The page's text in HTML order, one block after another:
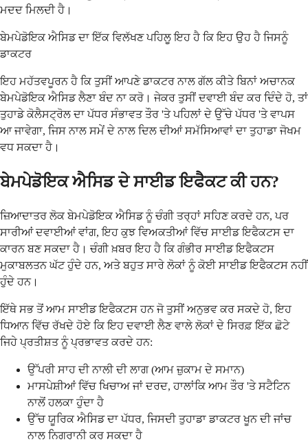
ਮਦਦ ਮਿਲਦੀ ਹੈ।
ਬੇਮਪੇਡੋਇਕ ਐਸਿਡ ਦਾ ਇੱਕ ਵਿਲੱਖਣ ਪਹਿਲੂ ਇਹ ਹੈ ਕਿ ਇਹ ਉਹ ਹੈ ਜਿਸਨੂੰ
ਡਾਕਟਰ
ਇਹ ਮਹੱਤਵਪੂਰਨ ਹੈ ਕਿ ਤੁਸੀਂ ਆਪਣੇ ਡਾਕਟਰ ਨਾਲ ਗੱਲ ਕੀਤੇ ਬਿਨਾਂ ਅਚਾਨਕ
ਬੇਮਪੇਡੋਇਕ ਐਸਿਡ ਲੈਣਾ ਬੰਦ ਨਾ ਕਰੋ। ਜੇਕਰ ਤੁਸੀਂ ਦਵਾਈ ਬੰਦ ਕਰ ਦਿੰਦੇ ਹੋ, ਤਾਂ
ਤੁਹਾਡੇ ਕੋਲੈਸਟ੍ਰੋਲ ਦਾ ਪੱਧਰ ਸੰਭਾਵਤ ਤੌਰ 'ਤੇ ਪਹਿਲਾਂ ਦੇ ਉੱਚੇ ਪੱਧਰ 'ਤੇ ਵਾਪਸ
ਆ ਜਾਵੇਗਾ, ਜਿਸ ਨਾਲ ਸਮੇਂ ਦੇ ਨਾਲ ਦਿਲ ਦੀਆਂ ਸਮੱਸਿਆਵਾਂ ਦਾ ਤੁਹਾਡਾ ਜੋਖਮ
ਵਧ ਸਕਦਾ ਹੈ।
ਬੇਮਪੇਡੋਇਕ ਐਸਿਡ ਦੇ ਸਾਈਡ ਇਫੈਕਟ ਕੀ ਹਨ?
ਜ਼ਿਆਦਾਤਰ ਲੋਕ ਬੇਮਪੇਡੋਇਕ ਐਸਿਡ ਨੂੰ ਚੰਗੀ ਤਰ੍ਹਾਂ ਸਹਿਣ ਕਰਦੇ ਹਨ, ਪਰ
ਸਾਰੀਆਂ ਦਵਾਈਆਂ ਵਾਂਗ, ਇਹ ਕੁਝ ਵਿਅਕਤੀਆਂ ਵਿੱਚ ਸਾਈਡ ਇਫੈਕਟਸ ਦਾ
ਕਾਰਨ ਬਣ ਸਕਦਾ ਹੈ। ਚੰਗੀ ਖ਼ਬਰ ਇਹ ਹੈ ਕਿ ਗੰਭੀਰ ਸਾਈਡ ਇਫੈਕਟਸ
ਮੁਕਾਬਲਤਨ ਘੱਟ ਹੁੰਦੇ ਹਨ, ਅਤੇ ਬਹੁਤ ਸਾਰੇ ਲੋਕਾਂ ਨੂੰ ਕੋਈ ਸਾਈਡ ਇਫੈਕਟਸ ਨਹੀਂ
ਹੁੰਦੇ ਹਨ।
ਇੱਥੇ ਸਭ ਤੋਂ ਆਮ ਸਾਈਡ ਇਫੈਕਟਸ ਹਨ ਜੋ ਤੁਸੀਂ ਅਨੁਭਵ ਕਰ ਸਕਦੇ ਹੋ, ਇਹ
ਧਿਆਨ ਵਿੱਚ ਰੱਖਦੇ ਹੋਏ ਕਿ ਇਹ ਦਵਾਈ ਲੈਣ ਵਾਲੇ ਲੋਕਾਂ ਦੇ ਸਿਰਫ਼ ਇੱਕ ਛੋਟੇ
ਜਿਹੇ ਪ੍ਰਤੀਸ਼ਤ ਨੂੰ ਪ੍ਰਭਾਵਤ ਕਰਦੇ ਹਨ:
ਉੱਪਰੀ ਸਾਹ ਦੀ ਨਾਲੀ ਦੀ ਲਾਗ (ਆਮ ਜ਼ੁਕਾਮ ਦੇ ਸਮਾਨ)
ਮਾਸਪੇਸ਼ੀਆਂ ਵਿੱਚ ਖਿਚਾਅ ਜਾਂ ਦਰਦ, ਹਾਲਾਂਕਿ ਆਮ ਤੌਰ 'ਤੇ ਸਟੈਟਿਨ
ਨਾਲੋਂ ਹਲਕਾ ਹੁੰਦਾ ਹੈ
ਉੱਚ ਯੂਰਿਕ ਐਸਿਡ ਦਾ ਪੱਧਰ, ਜਿਸਦੀ ਤੁਹਾਡਾ ਡਾਕਟਰ ਖੂਨ ਦੀ ਜਾਂਚ
ਨਾਲ ਨਿਗਰਾਨੀ ਕਰ ਸਕਦਾ ਹੈ